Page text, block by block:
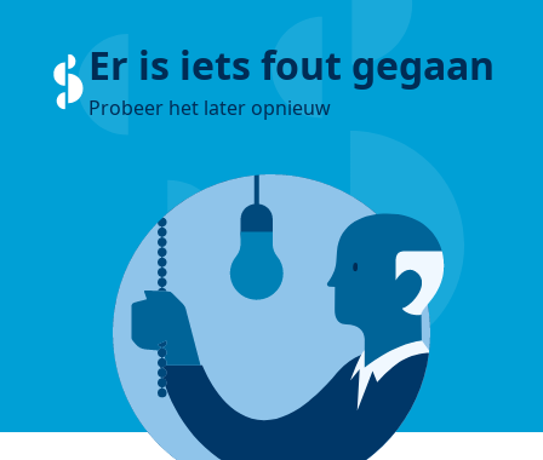
Er is iets fout gegaan
Probeer het later opnieuw